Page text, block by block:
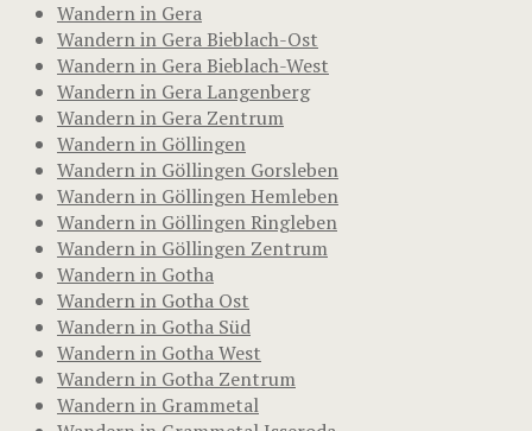
Wandern in Gera
Wandern in Gera Bieblach-Ost
Wandern in Gera Bieblach-West
Wandern in Gera Langenberg
Wandern in Gera Zentrum
Wandern in Göllingen
Wandern in Göllingen Gorsleben
Wandern in Göllingen Hemleben
Wandern in Göllingen Ringleben
Wandern in Göllingen Zentrum
Wandern in Gotha
Wandern in Gotha Ost
Wandern in Gotha Süd
Wandern in Gotha West
Wandern in Gotha Zentrum
Wandern in Grammetal